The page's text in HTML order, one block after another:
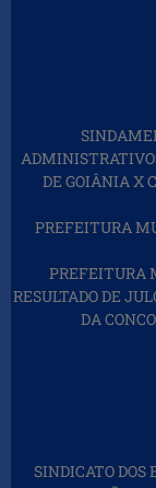
DE GOIÂNIA X
PREFEITURA
PREFEITURA
RESULTADO DE
DA
SINDICATO DOS